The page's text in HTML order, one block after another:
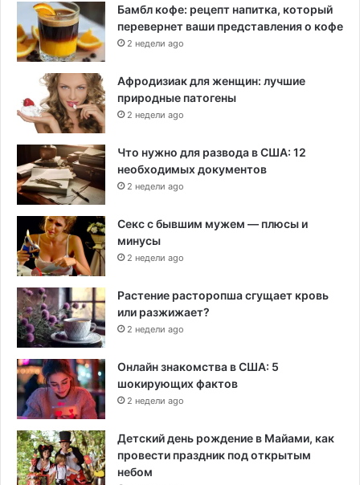
Бамбл кофе: рецепт напитка, который
перевернет ваши представления о кофе
2 недели ago
Афродизиак для женщин: лучшие
природные патогены
2 недели ago
Что нужно для развода в США: 12
необходимых документов
2 недели ago
Секс с бывшим мужем — плюсы и
минусы
2 недели ago
Растение расторопша сгущает кровь
или разжижает?
2 недели ago
Онлайн знакомства в США: 5
шокирующих фактов
2 недели ago
Детский день рождение в Майами, как
провести праздник под открытым
небом